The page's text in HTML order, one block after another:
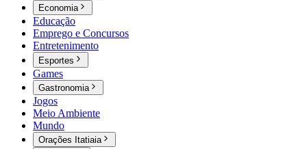
Economia
Educação
Emprego e Concursos
Entretenimento
Esportes
Games
Gastronomia
Jogos
Meio Ambiente
Mundo
Orações Itatiaia